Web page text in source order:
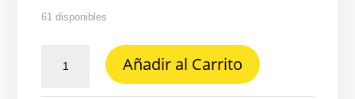
61 disponibles
confort
Añadir al Carrito